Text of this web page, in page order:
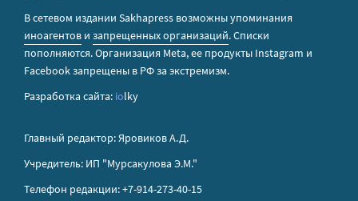
В сетевом издании Sakhapress возможны упоминания
иноагентов и запрещенных организаций. Списки
пополняются. Организация Metа, ее продукты Instagram и
Facebook запрещены в РФ за экстремизм.
Разработка сайта: iolky
Главный редактор: Яровиков А.Д.
Учредитель: ИП "Мурсакулова Э.М."
Телефон редакции: +7-914-273-40-15